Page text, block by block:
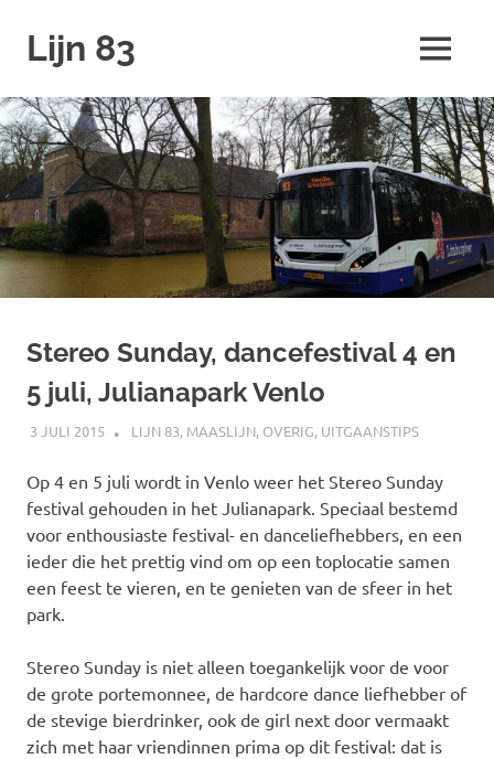
naar
inhoud
Lijn 83 MENU
Stereo Sunday, dancefestival 4 en
5 juli, Julianapark Venlo
3 JULI 2015 SPOORZOEKER
LIJN 83, MAASLIJN, OVERIG, UITGAANSTIPS
Op 4 en 5 juli wordt in Venlo weer het Stereo Sunday
festival gehouden in het Julianapark. Speciaal bestemd
voor enthousiaste festival- en danceliefhebbers, en een
ieder die het prettig vind om op een toplocatie samen
een feest te vieren, en te genieten van de sfeer in het
park.
Stereo Sunday is niet alleen toegankelijk voor de voor
de grote portemonnee, de hardcore dance liefhebber of
de stevige bierdrinker, ook de girl next door vermaakt
zich met haar vriendinnen prima op dit festival: dat is